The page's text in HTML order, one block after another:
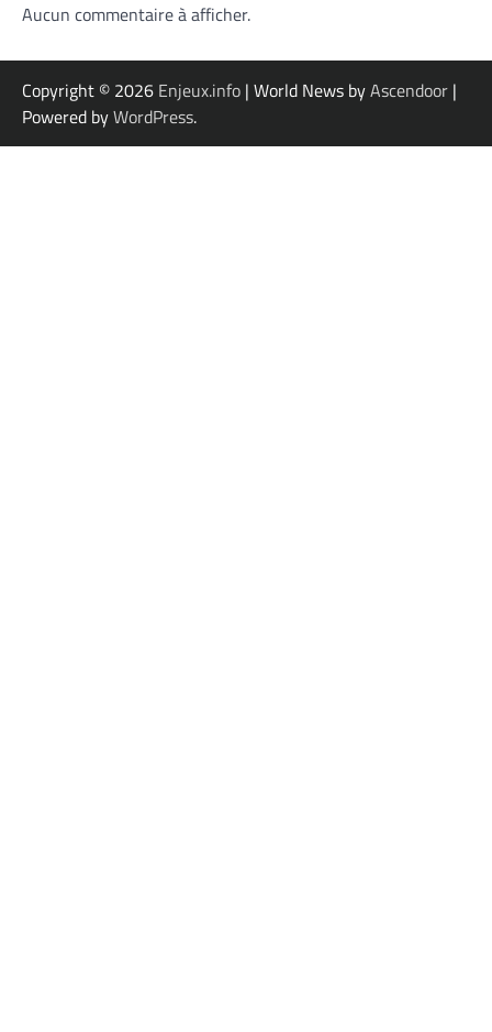
Aucun commentaire à afficher.
Copyright © 2026 Enjeux.info | World News byAscendoor |
Powered byWordPress.